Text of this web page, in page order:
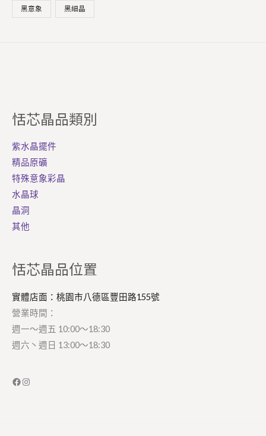
黑意象 黑細晶
恬芯晶品類別
紫水晶擺件
精品原礦
特殊意象彩晶
水晶球
晶洞
其他
恬芯晶品位置
實體店面：桃園市八德區豐田路155號
營業時間：
週一～週五 10:00～18:30
週六丶週日 13:00～18:30